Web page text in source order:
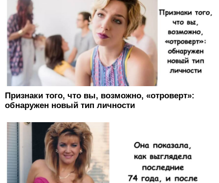
Признаки того, что вы, возможно, «отроверт»:
обнаружен новый тип личности